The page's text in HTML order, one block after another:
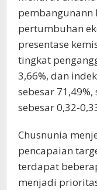
pembangunann
pertumbuhan
presentase
tingkat
3,66%, dan
sebesar
sebesar 0,32-
Chusnunia
pencapaian
terdapat
menjadi